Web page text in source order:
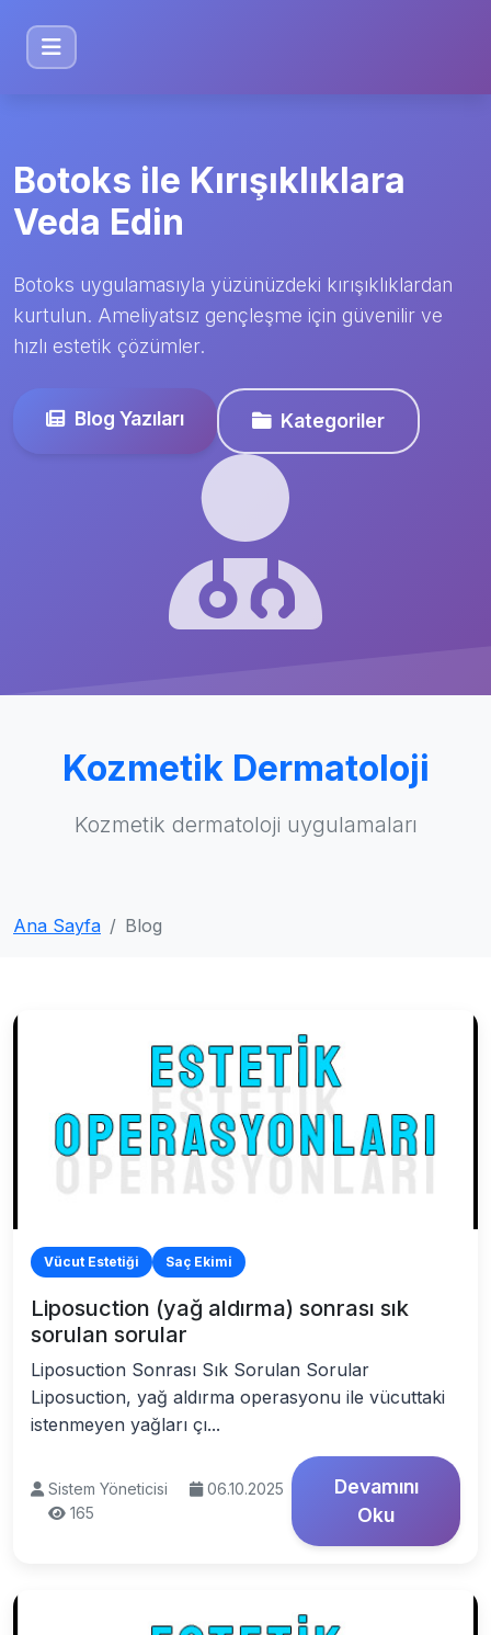
Botoks ile Kırışıklıklara
Veda Edin
Botoks uygulamasıyla yüzünüzdeki kırışıklıklardan
kurtulun. Ameliyatsız gençleşme için güvenilir ve
hızlı estetik çözümler.
Blog Yazıları Kategoriler
Kozmetik Dermatoloji
Kozmetik dermatoloji uygulamaları
Ana Sayfa Blog
Vücut Estetiği Saç Ekimi
Liposuction (yağ aldırma) sonrası sık
sorulan sorular
Liposuction Sonrası Sık Sorulan Sorular
Liposuction, yağ aldırma operasyonu ile vücuttaki
istenmeyen yağları çı...
Sistem Yöneticisi
06.10.2025
165
Devamını
Oku